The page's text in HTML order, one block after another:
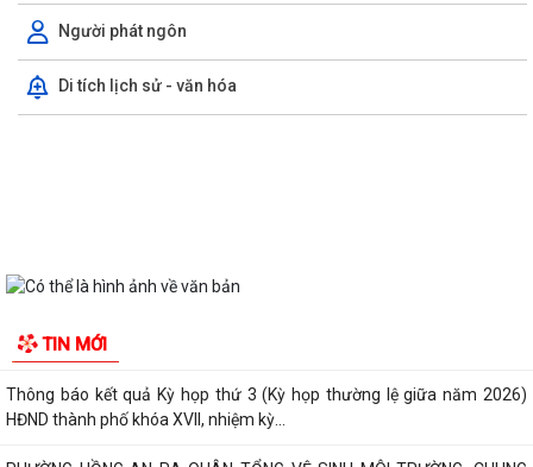
Người phát ngôn
Di tích lịch sử - văn hóa
kiến đối với các hộ gia đình,...
QUAN ĐIỂM CỐT LÕI CỦA NGHỊ QUYẾT SỐ 80-NQ/TW NGÀY
07/01/2026 VỀ PHÁT TRIỂN VĂN HOÁ VIỆT NAM - XÂY...